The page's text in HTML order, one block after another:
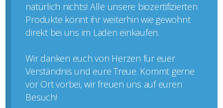
natürlich nichts! Alle unsere biozertifizierten
Produkte könnt ihr weiterhin wie gewohnt
direkt bei uns im Laden einkaufen.
Wir danken euch von Herzen für euer
Verständnis und eure Treue. Kommt gerne
vor Ort vorbei, wir freuen uns auf euren
Besuch!